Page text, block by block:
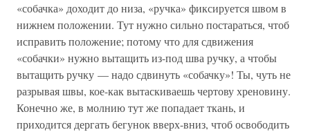
«собачка» доходит до низа, «ручка» фиксируется швом в
нижнем положении. Тут нужно сильно постараться, чтоб
исправить положение; потому что для сдвижения
«собачки» нужно вытащить из-под шва ручку, а чтобы
вытащить ручку — надо сдвинуть «собачку»! Ты, чуть не
разрывая швы, кое-как вытаскиваешь чертову хреновину.
Конечно же, в молнию тут же попадает ткань, и
приходится дергать бегунок вверх-вниз, чтоб освободить